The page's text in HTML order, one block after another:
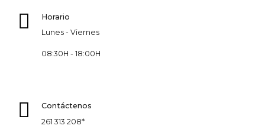
Horario
Lunes - Viernes
08:30H - 18:00H
Contáctenos
261 313 208*